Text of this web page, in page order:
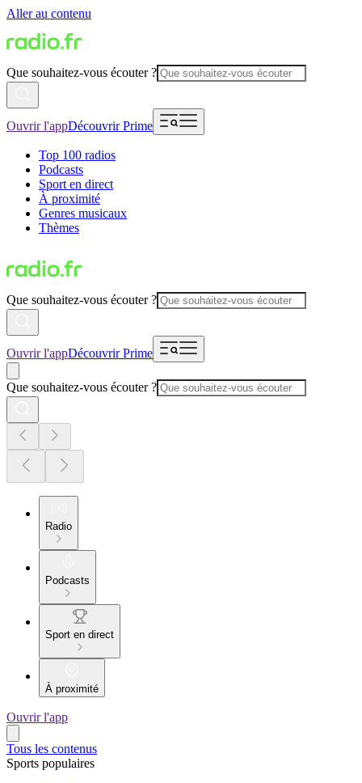
Aller au contenu
Que souhaitez-vous écouter ?
Ouvrir l'appDécouvrir Prime
Top 100 radios
Podcasts
Sport en direct
À proximité
Genres musicaux
Thèmes
Que souhaitez-vous écouter ?
Ouvrir l'appDécouvrir Prime
Que souhaitez-vous écouter ?
Radio
Podcasts
Sport en direct
À proximité
Ouvrir l'app
Tous les contenus
Sports populaires